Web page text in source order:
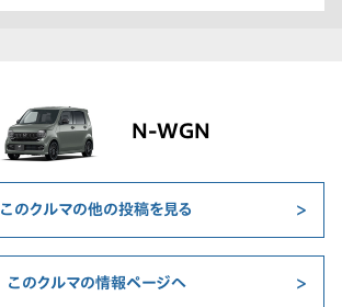
N-WGN
このクルマの他の投稿を見る
このクルマの情報ページへ